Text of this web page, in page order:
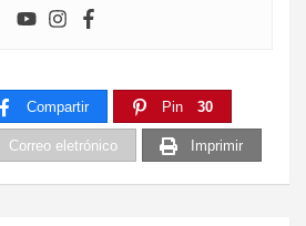
Compartir Pin 30
Correo eletrónico Imprimir